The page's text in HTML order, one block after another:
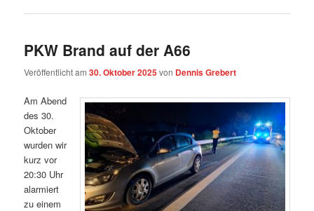
PKW Brand auf der A66
Veröffentlicht am30. Oktober 2025von Dennis Grebert
Am Abend
des 30.
Oktober
wurden wir
kurz vor
20:30 Uhr
alarmiert
zu einem